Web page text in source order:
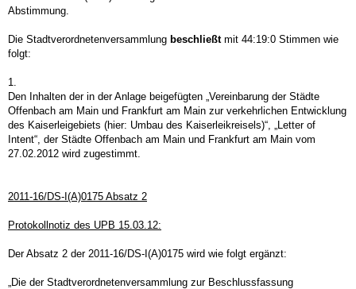
Abstimmung.
Die Stadtverordnetenversammlung beschließtmit 44:19:0 Stimmen wie
folgt:
1.
Den Inhalten der in der Anlage beigefügten „Vereinbarung der Städte
Offenbach am Main und Frankfurt am Main zur verkehrlichen Entwicklung
des Kaiserleigebiets (hier: Umbau des Kaiserleikreisels)“, „Letter of
Intent“, der Städte Offenbach am Main und Frankfurt am Main vom
27.02.2012 wird zugestimmt.
2011-16/DS-I(A)0175 Absatz 2
Protokollnotiz des UPB 15.03.12:
Der Absatz 2 der 2011-16/DS-I(A)0175 wird wie folgt ergänzt:
„Die der Stadtverordnetenversammlung zur Beschlussfassung